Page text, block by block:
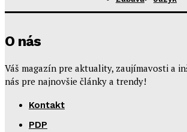
O nás
Váš magazín pre aktuality, zaujímavosti a
nás pre najnovšie články a trendy!
Kontakt
PDP